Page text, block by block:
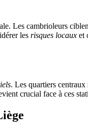
Les cambrioleurs
les risques locaux et
. Les quartiers centraux
crucial face à ces